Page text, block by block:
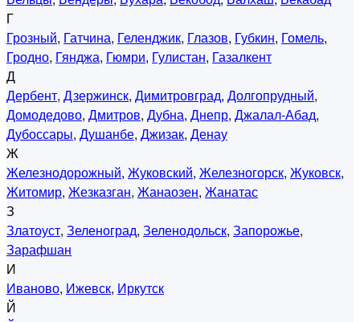
Г
Грозный, Гатчина, Геленджик, Глазов, Губкин, Гомель,
Гродно, Гянджа, Гюмри, Гулистан, Газалкент
Д
Дербент, Дзержинск, Димитровград, Долгопрудный,
Домодедово, Дмитров, Дубна, Днепр, Джалал-Абад,
Дубоссары, Душанбе, Джизак, Денау
Ж
Железнодорожный, Жуковский, Железногорск, Жуковск,
Житомир, Жезказган, Жанаозен, Жанатас
З
Златоуст, Зеленоград, Зеленодольск, Запорожье,
Зарафшан
И
Иваново, Ижевск, Иркутск
Й